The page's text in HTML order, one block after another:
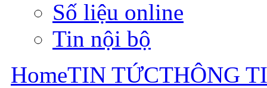
Số liệu online
Tin nội bộ
HomeTIN TỨCTHÔNG